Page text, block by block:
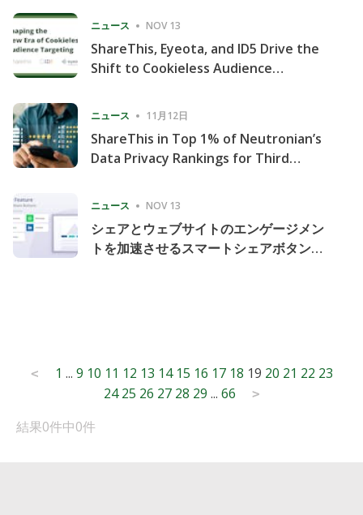
ニュース NOV 13
ShareThis, Eyeota, and ID5 Drive the
Shift to Cookieless Audience
ニュース 11月12日
ShareThis in Top 1% of Neutronian’s
Data Privacy Rankings for Third
ニュース NOV 13
シェアとウェブサイトのエンゲージメン
トを加速させるスマートシェアボタンの
Posts
pagination
< 1 ... 9 10 11 12 13 14 15 16 17 18 19 20 21 22 23
24 25 26 27 28 29 ... 66 >
結果0件中0件